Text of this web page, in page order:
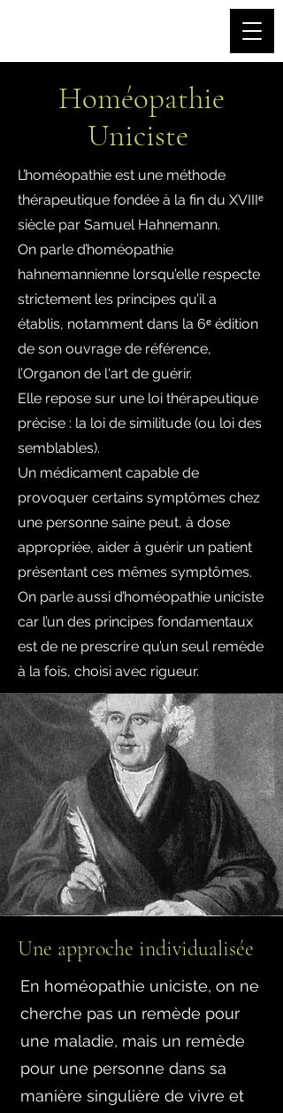
Homéopathie
Uniciste
L’homéopathie est une méthode
thérapeutique fondée à la fin du XVIIIᵉ
siècle par Samuel Hahnemann.
On parle d’homéopathie
hahnemannienne lorsqu’elle respecte
strictement les principes qu’il a
établis, notamment dans la 6ᵉ édition
de son ouvrage de référence,
l’Organon de l'art de guérir.
Elle repose sur une loi thérapeutique
précise : la loi de similitude (ou loi des
semblables).
Un médicament capable de
provoquer certains symptômes chez
une personne saine peut, à dose
appropriée, aider à guérir un patient
présentant ces mêmes symptômes.
On parle aussi d’homéopathie uniciste
car l’un des principes fondamentaux
est de ne prescrire qu’un seul remède
à la fois, choisi avec rigueur.
Une approche individualisée
En homéopathie uniciste, on ne
cherche pas un remède pour
une maladie, mais un remède
pour une personne dans sa
manière singulière de vivre et